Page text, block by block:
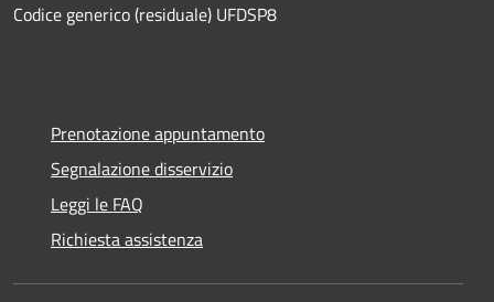
Codice generico (residuale) UFDSP8
Prenotazione appuntamento
Segnalazione disservizio
Leggi le FAQ
Richiesta assistenza